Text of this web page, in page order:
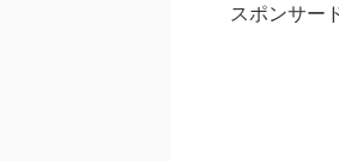
スポンサー